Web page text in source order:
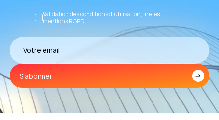
Validation des conditions d’utilisation, lire les
mentions RGPD
S'abonner